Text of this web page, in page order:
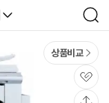
검
색
상품비교
관